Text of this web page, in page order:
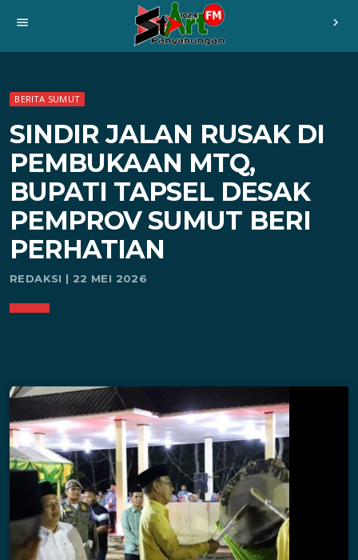
menu chevron_right
BERITA SUMUT
SINDIR JALAN RUSAK DI
PEMBUKAAN MTQ,
BUPATI TAPSEL DESAK
PEMPROV SUMUT BERI
PERHATIAN
REDAKSI | 22 MEI 2026